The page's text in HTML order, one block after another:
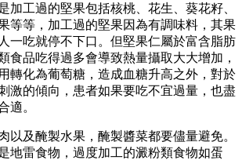
加工過的堅果包括核桃、花生、葵花籽、
等等，加工過的堅果因為有調味料，其果
一吃就停不下口。但堅果仁屬於富含脂肪
食品吃得過多會導致熱量攝取大大增加，
轉化為葡萄糖，造成血糖升高之外，對於
激的傾向，患者如果要吃不宜過量，也盡
適。
以及醃製水果，醃製醬菜都要儘量避免。
地雷食物，過度加工的澱粉類食物如蛋